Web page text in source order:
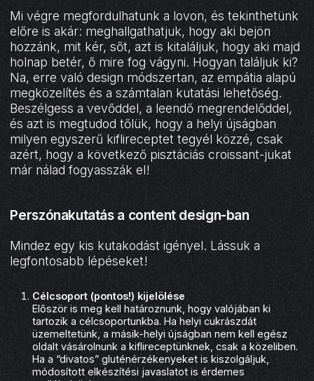
Mi végre megfordulhatunk a lovon, és tekinthetünk
előre is akár: meghallgathatjuk, hogy aki bejön
hozzánk, mit kér, sőt, azt is kitaláljuk, hogy aki majd
holnap betér, ő mire fog vágyni. Hogyan találjuk ki?
Na, erre való design módszertan, az empátia alapú
megközelítés és a számtalan kutatási lehetőség.
Beszélgess a vevőddel, a leendő megrendelőddel,
és azt is megtudod tőlük, hogy a helyi újságban
milyen egyszerű kiflireceptet tegyél közzé, csak
azért, hogy a következő pisztáciás croissant-jukat
már nálad fogyasszák el!
Perszónakutatás a content design-ban
Mindez egy kis kutakodást igényel. Lássuk a
legfontosabb lépéseket!
Célcsoport (pontos!) kijelölése
Először is meg kell határoznunk, hogy valójában ki
tartozik a célcsoportunkba. Ha helyi cukrászdát
üzemeltetünk, a másik-helyi újságban nem kell egész
oldalt vásárolnunk a kiflireceptünknek, csak a közeliben.
Ha a “divatos” gluténérzékenyeket is kiszolgáljuk,
módosított elkészítési javaslatot is érdemes